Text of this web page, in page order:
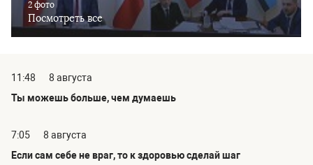
2 фото
Посмотреть все
11:48
8 августа
Ты можешь больше, чем думаешь
7:05
8 августа
Если сам себе не враг, то к здоровью сделай шаг